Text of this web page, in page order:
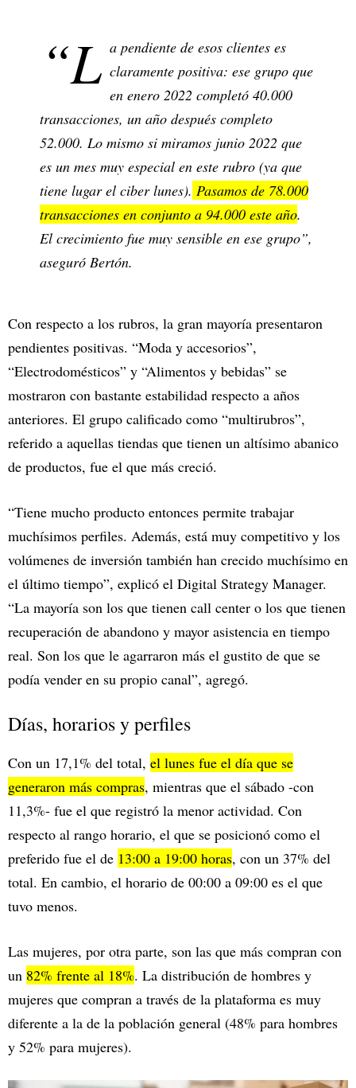
“L a pendiente de esos clientes es
claramente positiva: ese grupo que
en enero 2022 completó 40.000
transacciones, un año después completo
52.000. Lo mismo si miramos junio 2022 que
es un mes muy especial en este rubro (ya que
tiene lugar el ciber lunes). Pasamos de 78.000
transacciones en conjunto a 94.000 este año.
El crecimiento fue muy sensible en ese grupo”,
aseguró Bertón.
Con respecto a los rubros, la gran mayoría presentaron
pendientes positivas. “Moda y accesorios”,
“Electrodomésticos” y “Alimentos y bebidas” se
mostraron con bastante estabilidad respecto a años
anteriores. El grupo calificado como “multirubros”,
referido a aquellas tiendas que tienen un altísimo abanico
de productos, fue el que más creció.
“Tiene mucho producto entonces permite trabajar
muchísimos perfiles. Además, está muy competitivo y los
volúmenes de inversión también han crecido muchísimo en
el último tiempo”, explicó el Digital Strategy Manager.
“La mayoría son los que tienen call center o los que tienen
recuperación de abandono y mayor asistencia en tiempo
real. Son los que le agarraron más el gustito de que se
podía vender en su propio canal”, agregó.
Días, horarios y perfiles
Con un 17,1% del total, el lunes fue el día que se
generaron más compras, mientras que el sábado -con
11,3%- fue el que registró la menor actividad. Con
respecto al rango horario, el que se posicionó como el
preferido fue el de 13:00 a 19:00 horas, con un 37% del
total. En cambio, el horario de 00:00 a 09:00 es el que
tuvo menos.
Las mujeres, por otra parte, son las que más compran con
un 82% frente al 18%. La distribución de hombres y
mujeres que compran a través de la plataforma es muy
diferente a la de la población general (48% para hombres
y 52% para mujeres).